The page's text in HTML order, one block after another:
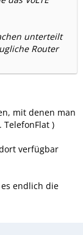
unterteilt
Router
mit denen man
TelefonFlat )
verfügbar
endlich die